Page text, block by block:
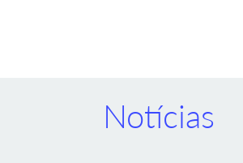
Notícias